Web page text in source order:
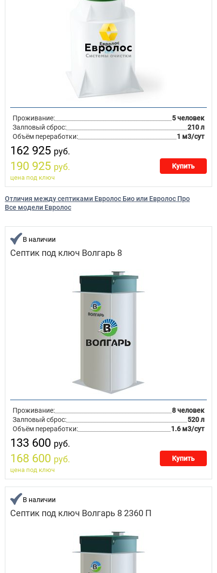
Проживание:
5 человек
Залповый сброс:
210 л
Объём переработки:
1 м3/сут
162 925 руб.
190 925 руб. Купить
цена под ключ
Отличия между септиками Евролос Био или Евролос Про
Все модели Евролос
В наличии
Септик под ключ Волгарь 8
Проживание:
8 человек
Залповый сброс:
520 л
Объём переработки:
1.6 м3/сут
133 600 руб.
168 600 руб. Купить
цена под ключ
В наличии
Септик под ключ Волгарь 8 2360 П